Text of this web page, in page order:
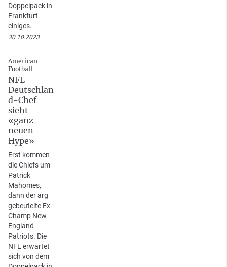
Doppelpack in
Frankfurt
einiges.
30.10.2023
American
Football
NFL-
Deutschlan
d-Chef
sieht
«ganz
neuen
Hype»
Erst kommen
die Chiefs um
Patrick
Mahomes,
dann der arg
gebeutelte Ex-
Champ New
England
Patriots. Die
NFL erwartet
sich von dem